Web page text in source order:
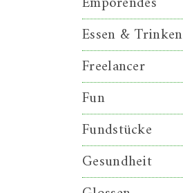
Essen & Trinken
Freelancer
Fun
Fundstücke
Gesundheit